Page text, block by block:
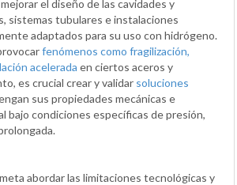
el diseño de las cavidades y
sistemas tubulares e instalaciones
adaptados para su uso con hidrógeno.
fenómenos como fragilización,
acelerada en ciertos aceros y
es crucial crear y validar soluciones
sus propiedades mecánicas e
bajo condiciones específicas de presión,
abordar las limitaciones tecnológicas y